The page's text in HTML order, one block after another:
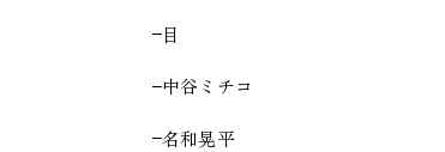
目
中谷ミチコ
名和晃平